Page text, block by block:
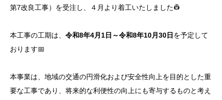
第7改良工事）を受注し、４月より着工いたしました👷
本工事の工期は、 令和8年4月1日～令和8年10月30日 を予定して
おります📅
本事業は、地域の交通の円滑化および安全性向上を目的とした重
要な工事であり、将来的な利便性の向上にも寄与するものと考え